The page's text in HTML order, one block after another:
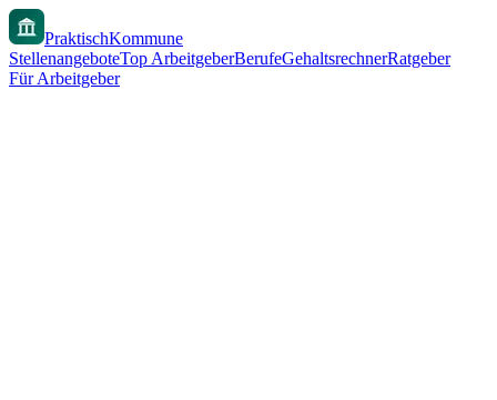
PraktischKommune
StellenangeboteTop ArbeitgeberBerufeGehaltsrechnerRatgeber
Für Arbeitgeber